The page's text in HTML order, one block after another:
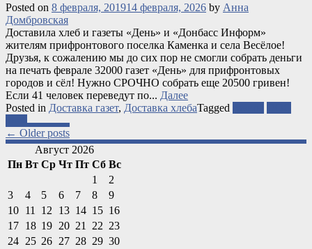
Posted on 8 февраля, 201914 февраля, 2026 by Анна
Домбровская
Доставила хлеб и газеты «День» и «Донбасс Информ»
жителям прифронтового поселка Каменка и села Весёлое!
Друзья, к сожалению мы до сих пор не смогли собрать деньги
на печать феврале 32000 газет «День» для прифронтовых
городов и сёл! Нужно СРОЧНО собрать еще 20500 гривен!
Если 41 человек переведут по... Далее
Posted in Доставка газет, Доставка хлебаTagged
Posts
navigation
← Older posts
Август 2026
Пн Вт Ср Чт Пт Сб Вс
1
2
3
4 5 6 7 8
9
10 11 12 13 14 15 16
17 18 19 20 21 22 23
24 25 26 27 28 29 30